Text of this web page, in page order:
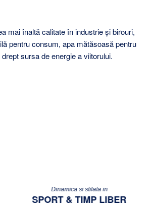
mai înaltă calitate în industrie și birouri,
pentru consum, apa mătăsoasă pentru
sursa de energie a viitorului.
Dinamica si stilata in
SPORT & TIMP LIBER